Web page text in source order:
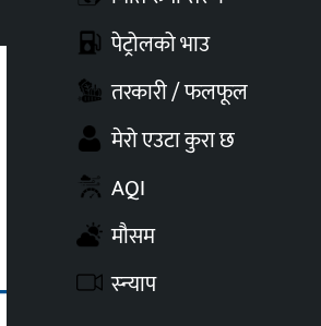
पेट्रोलको भाउ
तरकारी / फलफूल
मेरो एउटा कुरा छ
AQI
मौसम
स्न्याप